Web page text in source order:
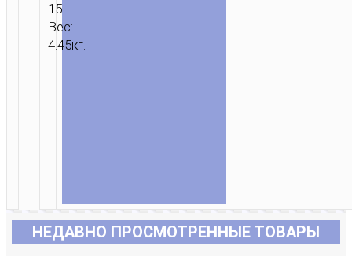
15.
Вес:
4.45кг.
НЕДАВНО ПРОСМОТРЕННЫЕ ТОВАРЫ